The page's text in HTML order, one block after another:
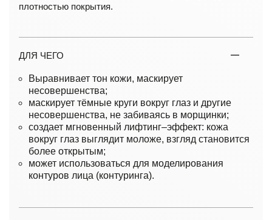
плотностью покрытия.
ДЛЯ ЧЕГО
Выравнивает тон кожи, маскирует
несовершенства;
маскирует тёмные круги вокруг глаз и другие
несовершенства, не забиваясь в морщинки;
создает мгновенный лифтинг–эффект: кожа
вокруг глаз выглядит моложе, взгляд становится
более открытым;
может использоваться для моделирования
контуров лица (контуринга).